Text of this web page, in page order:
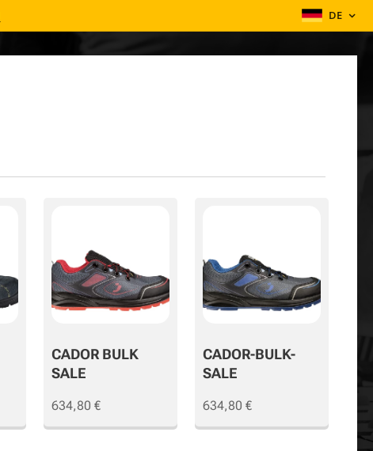
DE
CADOR BULK
SALE
634,80 €
CADOR-BULK-
SALE
634,80 €